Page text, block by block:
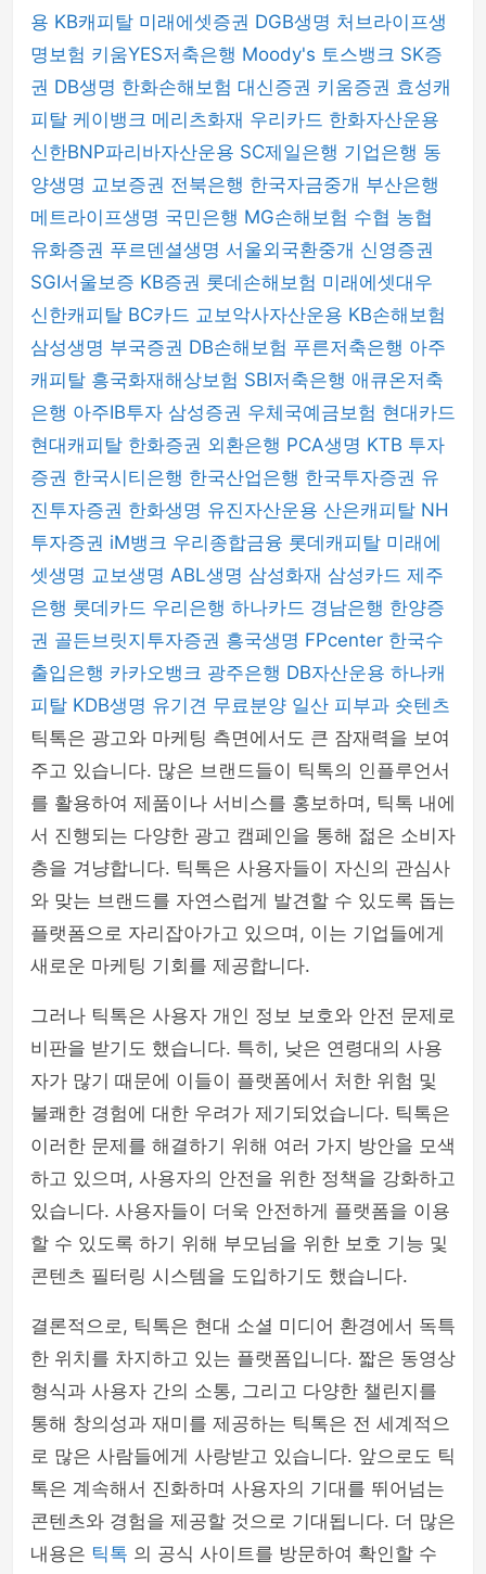
용 KB캐피탈 미래에셋증권 DGB생명 처브라이프생
명보험 키움YES저축은행 Moody's 토스뱅크 SK증
권 DB생명 한화손해보험 대신증권 키움증권 효성캐
피탈 케이뱅크 메리츠화재 우리카드 한화자산운용
신한BNP파리바자산운용 SC제일은행 기업은행 동
양생명 교보증권 전북은행 한국자금중개 부산은행
메트라이프생명 국민은행 MG손해보험 수협 농협
유화증권 푸르덴셜생명 서울외국환중개 신영증권
SGI서울보증 KB증권 롯데손해보험 미래에셋대우
신한캐피탈 BC카드 교보악사자산운용 KB손해보험
삼성생명 부국증권 DB손해보험 푸른저축은행 아주
캐피탈 흥국화재해상보험 SBI저축은행 애큐온저축
은행 아주IB투자 삼성증권 우체국예금보험 현대카드
현대캐피탈 한화증권 외환은행 PCA생명 KTB 투자
증권 한국시티은행 한국산업은행 한국투자증권 유
진투자증권 한화생명 유진자산운용 산은캐피탈 NH
투자증권 iM뱅크 우리종합금융 롯데캐피탈 미래에
셋생명 교보생명 ABL생명 삼성화재 삼성카드 제주
은행 롯데카드 우리은행 하나카드 경남은행 한양증
권 골든브릿지투자증권 흥국생명 FPcenter 한국수
출입은행 카카오뱅크 광주은행 DB자산운용 하나캐
피탈 KDB생명 유기견 무료분양 일산 피부과 숏텐츠
틱톡은 광고와 마케팅 측면에서도 큰 잠재력을 보여
주고 있습니다. 많은 브랜드들이 틱톡의 인플루언서
를 활용하여 제품이나 서비스를 홍보하며, 틱톡 내에
서 진행되는 다양한 광고 캠페인을 통해 젊은 소비자
층을 겨냥합니다. 틱톡은 사용자들이 자신의 관심사
와 맞는 브랜드를 자연스럽게 발견할 수 있도록 돕는
플랫폼으로 자리잡아가고 있으며, 이는 기업들에게
새로운 마케팅 기회를 제공합니다.
그러나 틱톡은 사용자 개인 정보 보호와 안전 문제로
비판을 받기도 했습니다. 특히, 낮은 연령대의 사용
자가 많기 때문에 이들이 플랫폼에서 처한 위험 및
불쾌한 경험에 대한 우려가 제기되었습니다. 틱톡은
이러한 문제를 해결하기 위해 여러 가지 방안을 모색
하고 있으며, 사용자의 안전을 위한 정책을 강화하고
있습니다. 사용자들이 더욱 안전하게 플랫폼을 이용
할 수 있도록 하기 위해 부모님을 위한 보호 기능 및
콘텐츠 필터링 시스템을 도입하기도 했습니다.
결론적으로, 틱톡은 현대 소셜 미디어 환경에서 독특
한 위치를 차지하고 있는 플랫폼입니다. 짧은 동영상
형식과 사용자 간의 소통, 그리고 다양한 챌린지를
통해 창의성과 재미를 제공하는 틱톡은 전 세계적으
로 많은 사람들에게 사랑받고 있습니다. 앞으로도 틱
톡은 계속해서 진화하며 사용자의 기대를 뛰어넘는
콘텐츠와 경험을 제공할 것으로 기대됩니다. 더 많은
내용은 틱톡 의 공식 사이트를 방문하여 확인할 수